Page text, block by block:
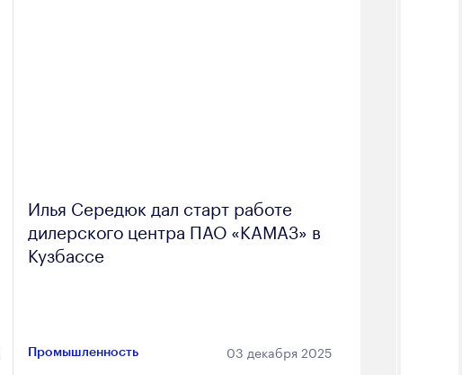
Илья Середюк дал старт работе
дилерского центра ПАО «КАМАЗ» в
Кузбассе
Промышленность 03 декабря 2025